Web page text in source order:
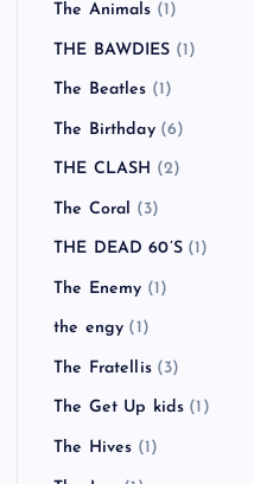
The Animals (1)
THE BAWDIES (1)
The Beatles (1)
The Birthday(6)
THE CLASH (2)
The Coral (3)
THE DEAD 60’S(1)
The Enemy (1)
the engy (1)
The Fratellis(3)
The Get Up kids (1)
The Hives (1)